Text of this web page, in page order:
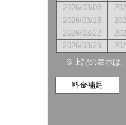
2026/03/08
2026/03/15
2026/03/22
2026/03/29
※上記の表示は
料金補足